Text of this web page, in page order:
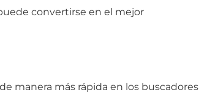
convertirse en el mejor
manera más rápida en los buscadores